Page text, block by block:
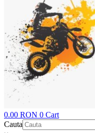
0.00 RON 0 Cart
Cauta